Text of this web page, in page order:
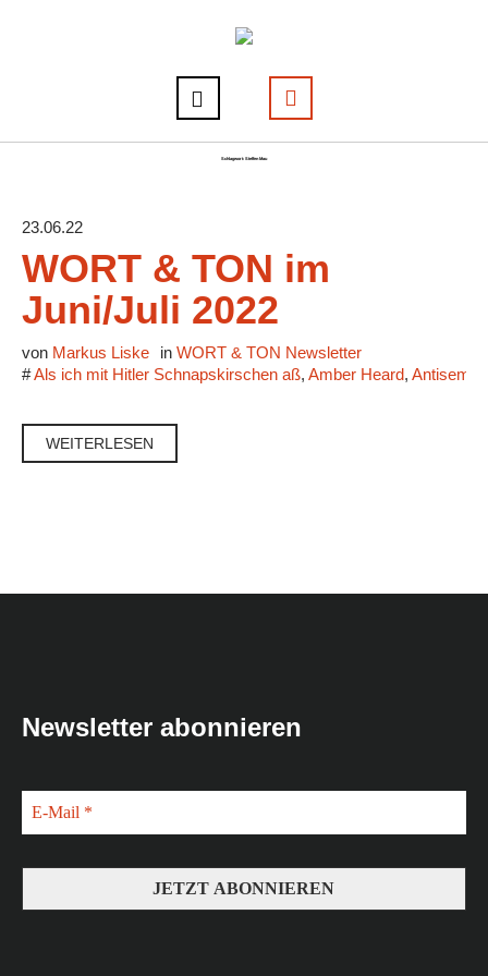
Schlagwort: Steffen Mau
23.06.22
WORT & TON im
Juni/Juli 2022
von Markus Liske in WORT & TON Newsletter
#Als ich mit Hitler Schnapskirschen aß, Amber Heard,
WEITERLESEN
Newsletter abonnieren